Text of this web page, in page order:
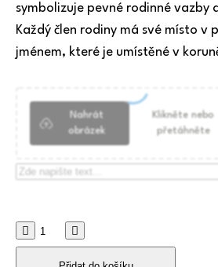
symbolizuje pevné rodinné vazby
Každý člen rodiny má své místo v
jménem, které je umístěné v
Nahrát
obrázek
Klikněte nebo
přetáhněte